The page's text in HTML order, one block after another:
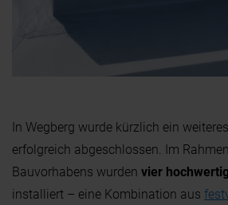
In Wegberg wurde kürzlich ein
erfolgreich abgeschlossen. Im
Bauvorhabens wurden vier
installiert – eine Kombination aus